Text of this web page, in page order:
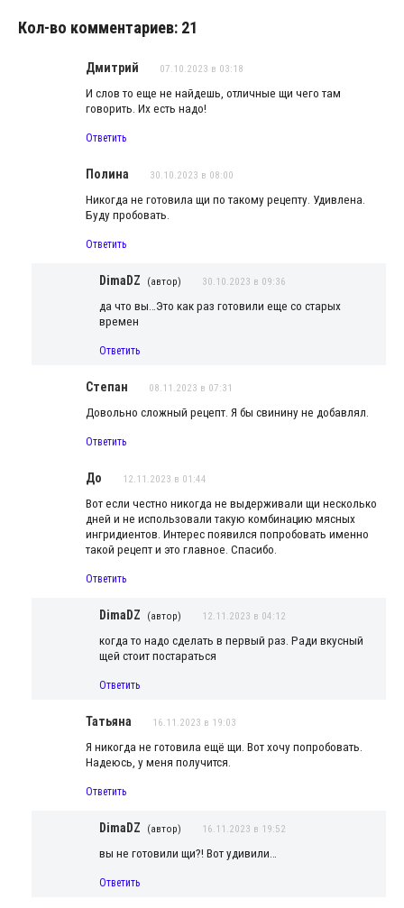
Кол-во комментариев: 21
Дмитрий 07.10.2023 в 03:18
И слов то еще не найдешь, отличные щи чего там
говорить. Их есть надо!
Ответить
Полина 30.10.2023 в 08:00
Никогда не готовила щи по такому рецепту. Удивлена.
Буду пробовать.
Ответить
DimaDZ (автор) 30.10.2023 в 09:36
да что вы…Это как раз готовили еще со старых
времен
Ответить
Степан 08.11.2023 в 07:31
Довольно сложный рецепт. Я бы свинину не добавлял.
Ответить
До 12.11.2023 в 01:44
Вот если честно никогда не выдерживали щи несколько
дней и не использовали такую комбинацию мясных
ингридиентов. Интерес появился попробовать именно
такой рецепт и это главное. Спасибо.
Ответить
DimaDZ (автор) 12.11.2023 в 04:12
когда то надо сделать в первый раз. Ради вкусный
щей стоит постараться
Ответить
Татьяна 16.11.2023 в 19:03
Я никогда не готовила ещё щи. Вот хочу попробовать.
Надеюсь, у меня получится.
Ответить
DimaDZ (автор) 16.11.2023 в 19:52
вы не готовили щи?! Вот удивили…
Ответить